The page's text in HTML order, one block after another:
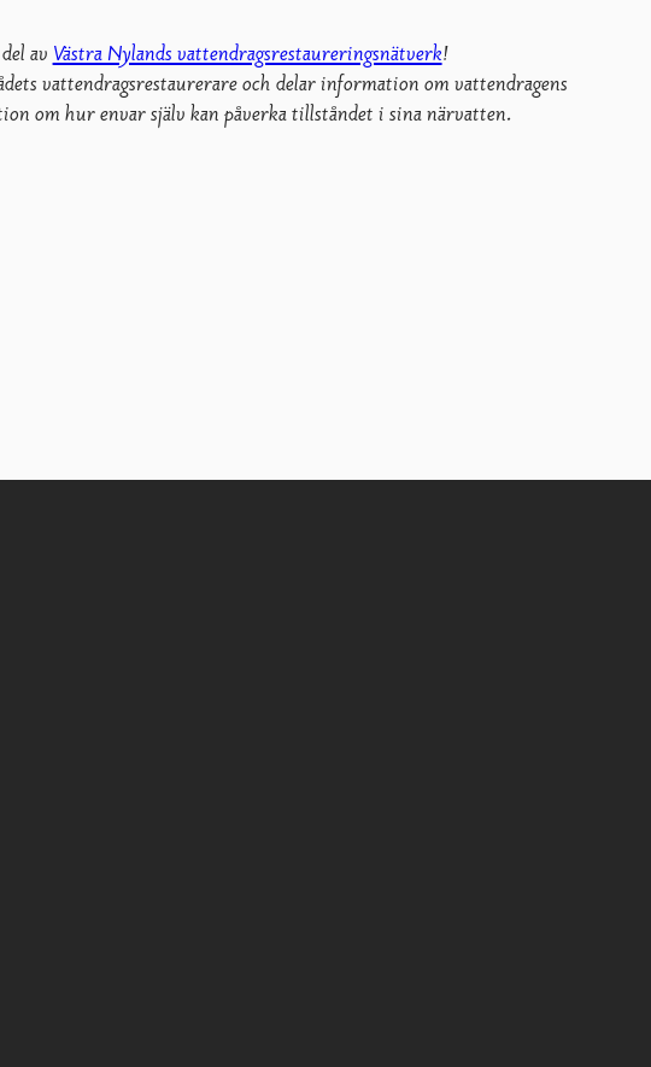
av Västra Nylands vattendragsrestaureringsnätverk!
vattendragsrestaurerare och delar information om vattendragens
om hur envar själv kan påverka tillståndet i sina närvatten.